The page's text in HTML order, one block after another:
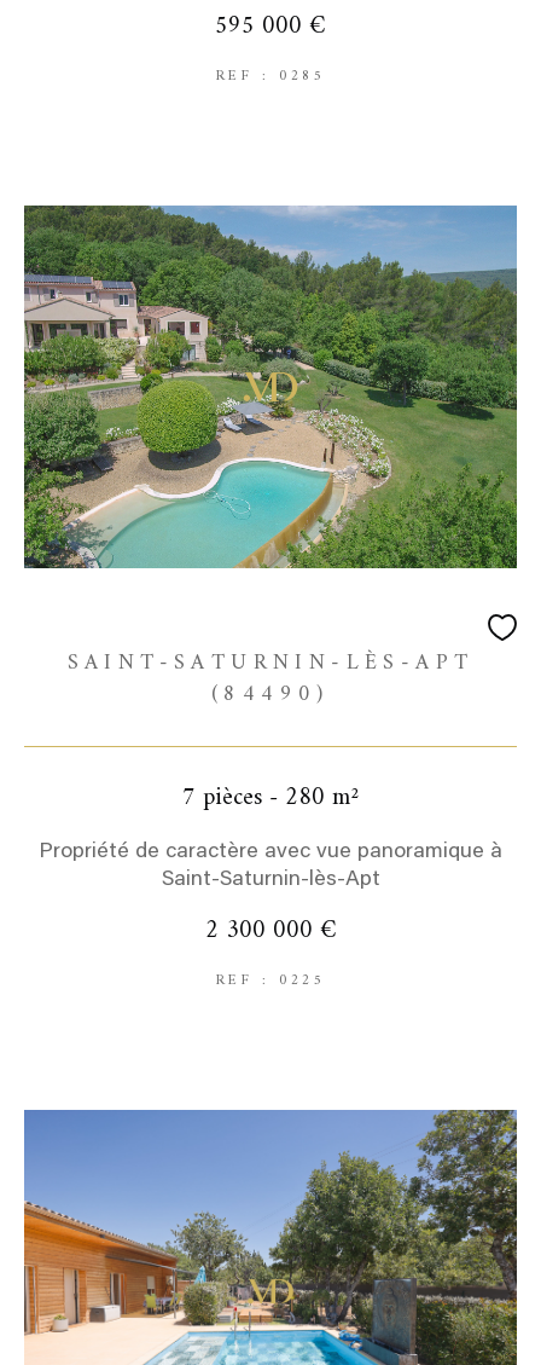
595 000 €
REF : 0285
SAINT-SATURNIN-LÈS-APT
(84490)
7 pièces - 280 m²
Propriété de caractère avec vue panoramique à
Saint-Saturnin-lès-Apt
2 300 000 €
REF : 0225